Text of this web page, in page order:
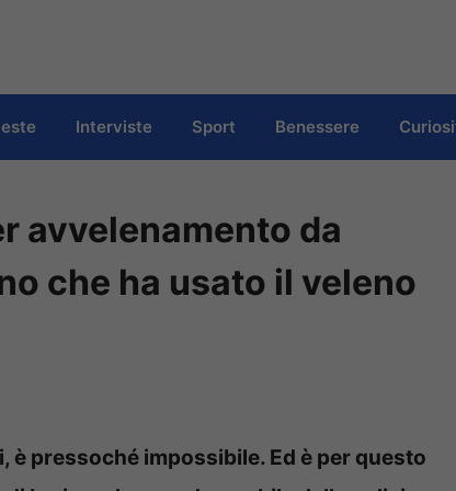
Interviste Sport Benessere
avvelenamento da
che ha usato il veleno
pressoché impossibile. Ed è per questo